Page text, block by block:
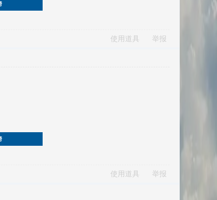
使用道具 举报
使用道具 举报